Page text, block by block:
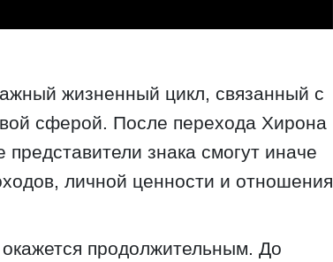
жизненный цикл, связанный с
сферой. После перехода Хирона
знака смогут иначе
личной ценности и отношения
продолжительным. До